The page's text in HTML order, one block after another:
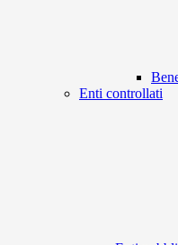
Enti controllati